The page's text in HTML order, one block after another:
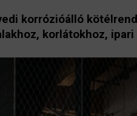
korrózióálló
korlátokhoz,